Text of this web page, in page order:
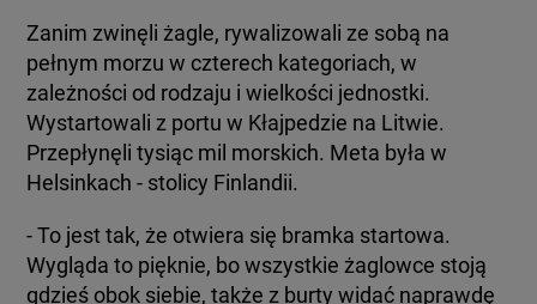
Zanim zwinęli żagle, rywalizowali ze sobą na
pełnym morzu w czterech kategoriach, w
zależności od rodzaju i wielkości jednostki.
Wystartowali z portu w Kłajpedzie na Litwie.
Przepłynęli tysiąc mil morskich. Meta była w
Helsinkach - stolicy Finlandii.
- To jest tak, że otwiera się bramka startowa.
Wygląda to pięknie, bo wszystkie żaglowce stoją
gdzieś obok siebie, także z burty widać naprawdę